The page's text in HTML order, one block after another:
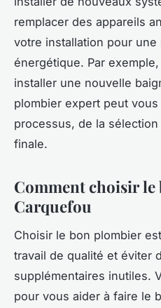
remplacer des appareils
votre installation pour
énergétique. Par
installer une nouvelle
plombier expert peut
processus, de la
finale.
Comment choisir
Carquefou
Choisir le bon plombier
travail de qualité et éviter
supplémentaires inutiles.
pour vous aider à faire le